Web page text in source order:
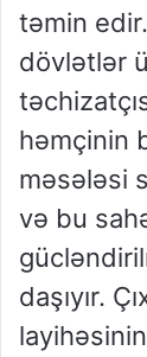
təmin
dövlətlər
həmçinin
məsələsi
və bu
daşıyır.